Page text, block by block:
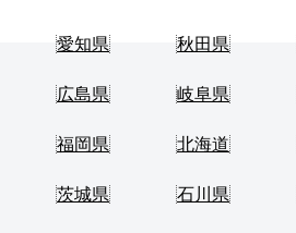
愛知県 秋田県
広島県 岐阜県
福岡県 北海道
茨城県 石川県